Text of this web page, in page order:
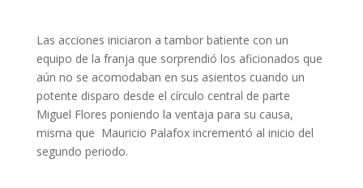
Las acciones iniciaron a tambor batiente con un
equipo de la franja que sorprendió los aficionados que
aún no se acomodaban en sus asientos cuando un
potente disparo desde el círculo central de parte
Miguel Flores poniendo la ventaja para su causa,
misma que Mauricio Palafox incrementó al inicio del
segundo periodo.